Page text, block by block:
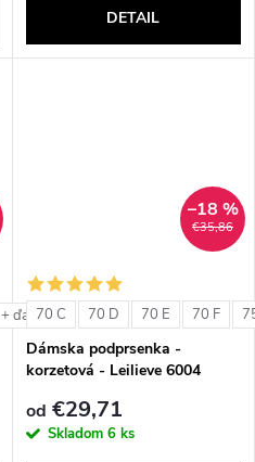
DETAIL
+ ďalšie
€35,86
–18 %
70 C 70 D 70 E 70 F
Dámska podprsenka -
korzetová - Leilieve 6004
od €29,71
Skladom 6 ks